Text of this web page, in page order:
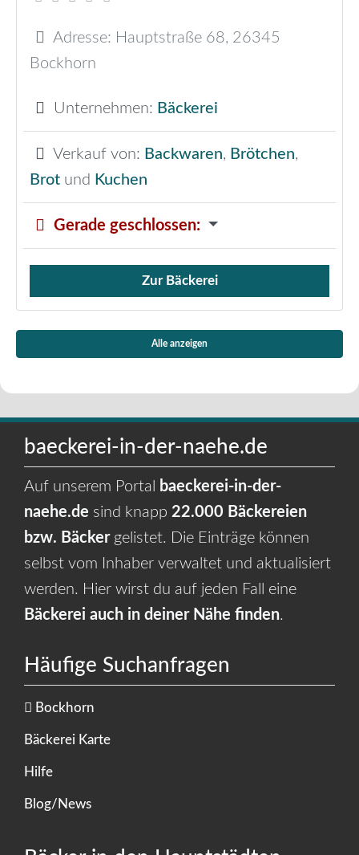
Adresse: Hauptstraße 68, 26345
Bockhorn
Unternehmen: Bäckerei
Verkauf von: Backwaren, Brötchen,
Brot und Kuchen
Gerade geschlossen:
Verkauf von Brötchen,
Zur Bäckerei
Alle anzeigen
baeckerei-in-der-naehe.de
Auf unserem Portal
baeckerei-in-der-
naehe.de sind knapp 22.000 Bäckereien
bzw. Bäckergelistet. Die Einträge können
selbst vom Inhaber verwaltet und aktualisiert
werden. Hier wirst du auf jeden Fall eine
Bäckerei auch in deiner Nähe finden.
Häufige Suchanfragen
Bockhorn
Bäckerei Karte
Hilfe
Blog/News